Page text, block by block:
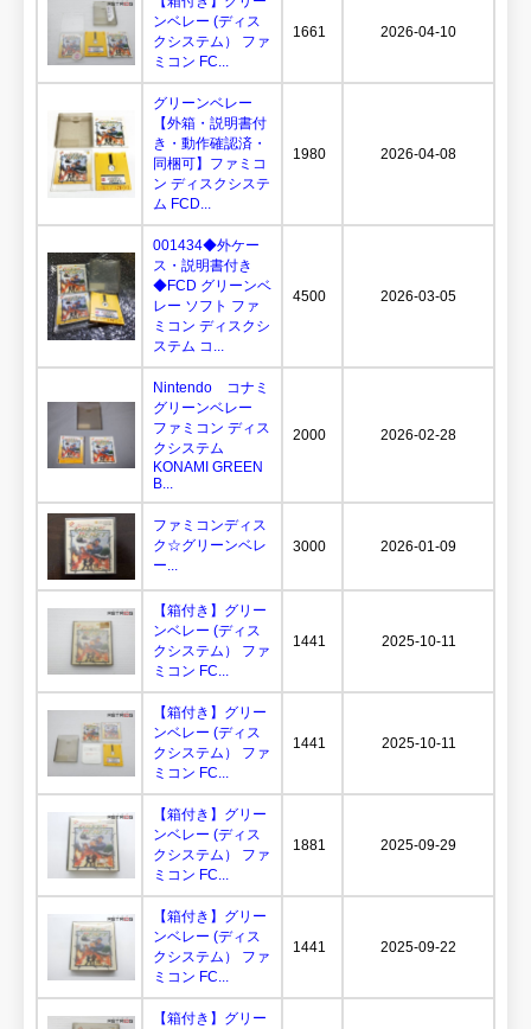
ンベレー (ディス
クシステム） ファ
ミコン FC...
1661 2026-04-10
グリーンベレー
【外箱・説明書付
き・動作確認済・
同梱可】ファミコ
ン ディスクシステ
ム FCD...
1980 2026-04-08
001434◆外ケー
ス・説明書付き
◆FCD グリーンベ
レー ソフト ファ
ミコン ディスクシ
ステム コ...
4500 2026-03-05
Nintendo コナミ
グリーンベレー
ファミコン ディス
クシステム
KONAMI GREEN
B...
2000 2026-02-28
ファミコンディス
ク☆グリーンベレ
ー...
3000 2026-01-09
【箱付き】グリー
ンベレー (ディス
クシステム） ファ
ミコン FC...
1441 2025-10-11
【箱付き】グリー
ンベレー (ディス
クシステム） ファ
ミコン FC...
1441 2025-10-11
【箱付き】グリー
ンベレー (ディス
クシステム） ファ
ミコン FC...
1881 2025-09-29
【箱付き】グリー
ンベレー (ディス
クシステム） ファ
ミコン FC...
1441 2025-09-22
【箱付き】グリー